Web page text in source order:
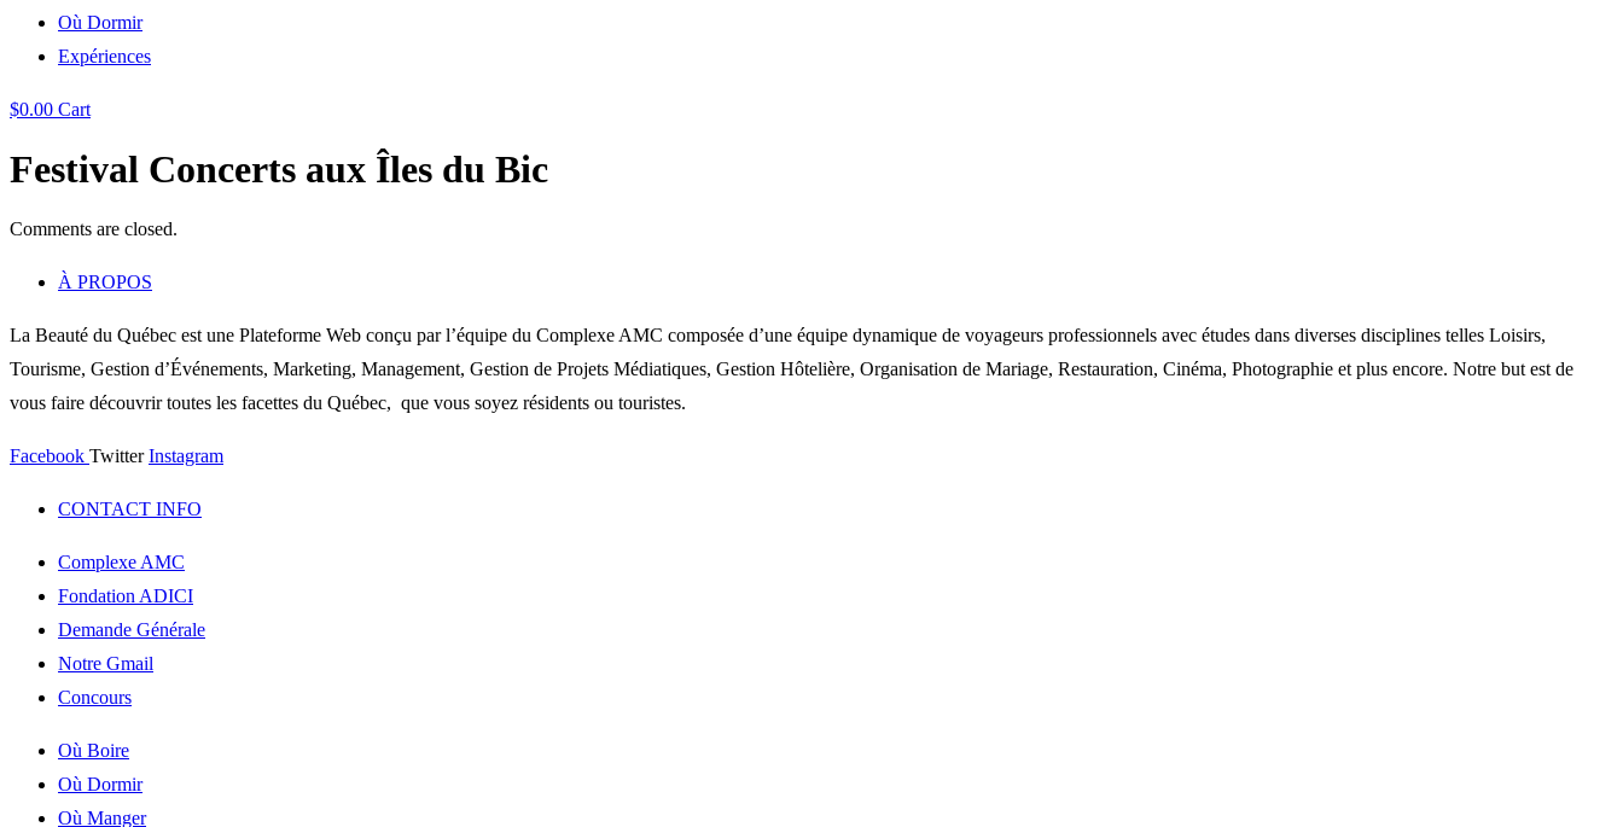
Où Dormir
Expériences
$0.00 Cart
Festival Concerts aux Îles du Bic
Comments are closed.
À PROPOS
La Beauté du Québec est une Plateforme Web conçu par l’équipe du Complexe AMC composée d’une équipe dynamique de voyageurs professionnels avec études dans diverses disciplines telles Loisirs,
Tourisme, Gestion d’Événements, Marketing, Management, Gestion de Projets Médiatiques, Gestion Hôtelière, Organisation de Mariage, Restauration, Cinéma, Photographie et plus encore. Notre but est de
vous faire découvrir toutes les facettes du Québec, que vous soyez résidents ou touristes.
Facebook Twitter Instagram
CONTACT INFO
Complexe AMC
Fondation ADICI
Demande Générale
Notre Gmail
Concours
Où Boire
Où Dormir
Où Manger